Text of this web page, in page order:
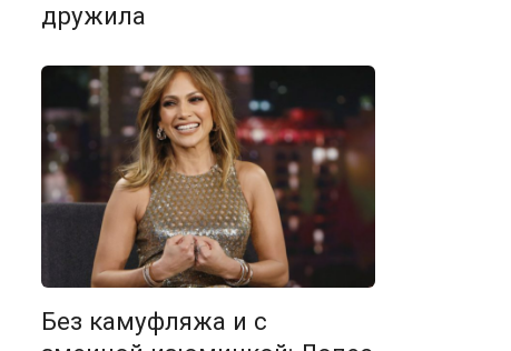
дружила
Без камуфляжа и с